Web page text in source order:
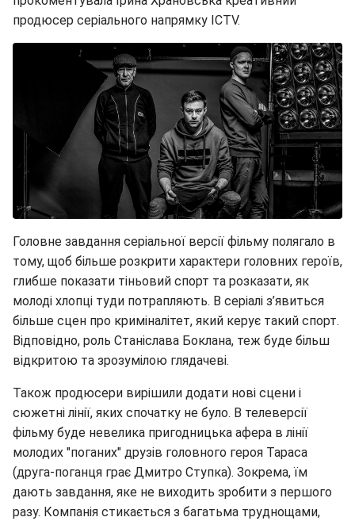
продюсер серіального напрямку ICTV.
Головне завдання серіальної версії фільму полягало в
тому, щоб більше розкрити характери головних героїв,
глибше показати тіньовий спорт та розказати, як
молоді хлопці туди потрапляють. В серіалі з’явиться
більше сцен про криміналітет, який керує такий спорт.
Відповідно, роль Станіслава Боклана, теж буде більш
відкритою та зрозумілою глядачеві.
Також продюсери вирішили додати нові сцени і
сюжетні лінії, яких спочатку не було. В телеверсії
фільму буде невелика пригодницька афера в лінії
молодих "поганих" друзів головного героя Тараса
(друга-поганця грає Дмитро Ступка). Зокрема, їм
дають завдання, яке не виходить зробити з першого
разу. Компанія стикається з багатьма труднощами,